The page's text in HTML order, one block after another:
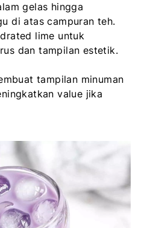
gelas hingga
di atas campuran teh.
lime untuk
dan tampilan estetik.
tampilan minuman
value jika